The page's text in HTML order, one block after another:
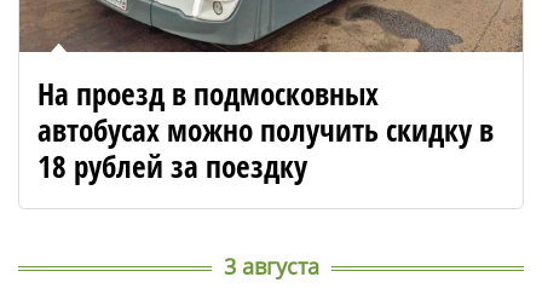
На проезд в подмосковных
автобусах можно получить скидку в
18 рублей за поездку
3 августа